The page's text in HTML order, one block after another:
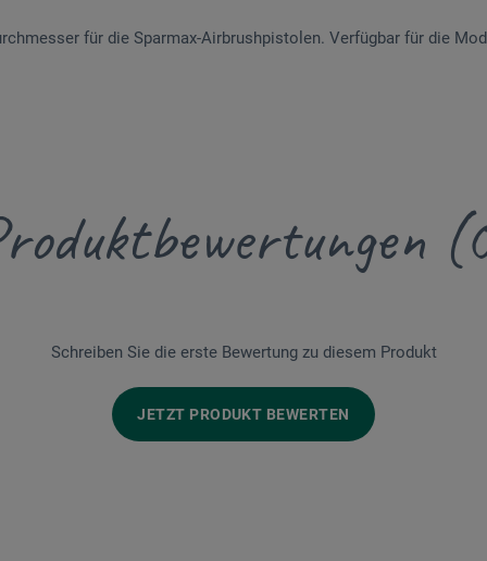
für die Sparmax-Airbrushpistolen. Verfügbar für die
Schreiben Sie die erste Bewertung zu diesem Produkt
JETZT PRODUKT BEWERTEN